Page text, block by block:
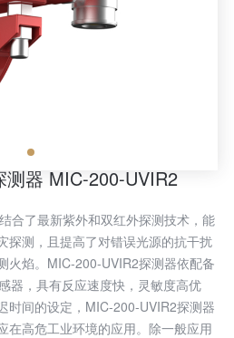
器 MIC-200-UVIR2
合了最新紫外和双红外探测技术，能
探测，且提高了对错误光源的抗干扰
火焰。MIC-200-UVIR2探测器依配备
器，具有反应速度快，灵敏度高优
时间的设定，MIC-200-UVIR2探测器
在高危工业环境的应用。除一般应用